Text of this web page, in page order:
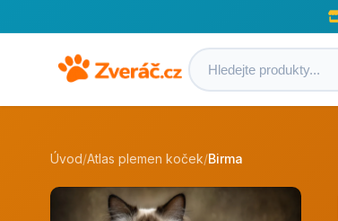
Úvod/Atlas plemen koček/Birma